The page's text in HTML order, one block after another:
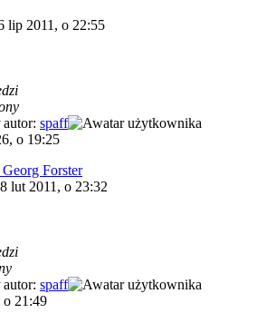
lip 2011, o 22:55
autor: spaff
o 19:25
Forster
lut 2011, o 23:32
autor: spaff
o 21:49